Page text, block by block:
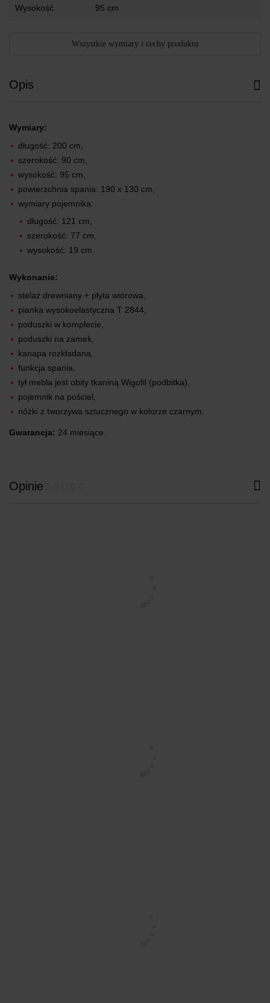
Wysokość 95 cm
Wszystkie wymiary i cechy produktu
Opis
Wymiary:
długość: 200 cm,
szerokość: 90 cm,
wysokość: 95 cm,
powierzchnia spania: 190 x 130 cm,
wymiary pojemnika:
długość: 121 cm,
szerokość: 77 cm,
wysokość: 19 cm.
Wykonanie:
stelaż drewniany + płyta wiórowa,
pianka wysokoelastyczna T 2844,
poduszki w komplecie,
poduszki na zamek,
kanapa rozkładana,
funkcja spania,
tył mebla jest obity tkaniną Wigofil (podbitka),
pojemnik na pościel,
nóżki z tworzywa sztucznego w kolorze czarnym.
Gwarancja: 24 miesiące.
Opinie